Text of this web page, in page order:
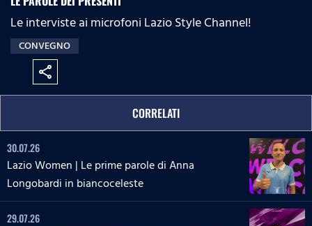
:
0
%
s
s
:
Le interviste ai microfoni Lazio Style Channel!
CONVEGNO
share
CORRELATI
30.07.26
Lazio Women | Le prime parole di Anna
Longobardi in biancoceleste
29.07.26